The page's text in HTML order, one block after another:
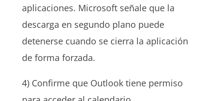
aplicaciones. Microsoft señale que la
descarga en segundo plano puede
detenerse cuando se cierra la aplicación
de forma forzada.
4) Confirme que Outlook tiene permiso